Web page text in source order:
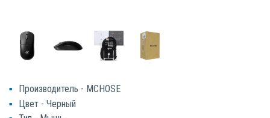
Производитель - MCHOSE
Цвет - Черный